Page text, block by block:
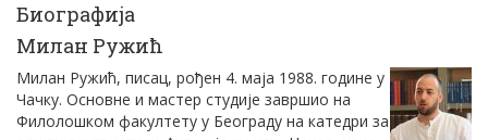
Биографија
Милан Ружић
Милан Ружић, писац, рођен 4. маја 1988. године у
Чачку. Основне и мастер студије завршио на
Филолошком факултету у Београду на катедри за